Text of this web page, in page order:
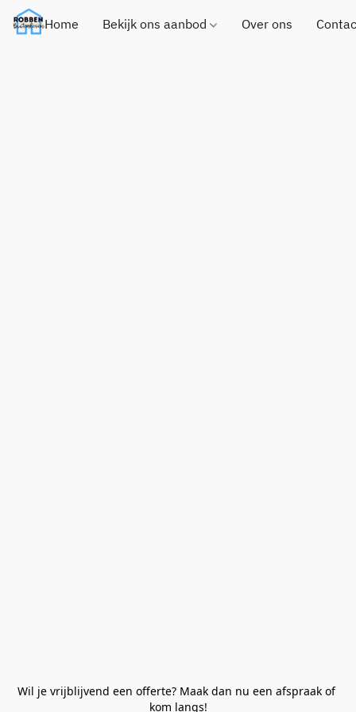
Home Bekijk ons aanbod Over ons
Wil je vrijblijvend een offerte? Maak dan nu een afspraak of
kom langs!